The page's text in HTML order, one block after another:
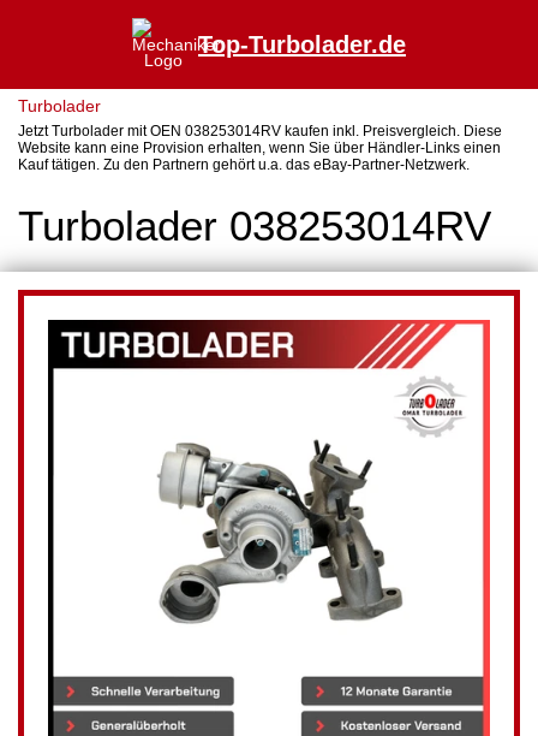
Top-Turbolader.de
Turbolader
Jetzt Turbolader mit OEN 038253014RV kaufen inkl. Preisvergleich. Diese
Website kann eine Provision erhalten, wenn Sie über Händler-Links einen
Kauf tätigen. Zu den Partnern gehört u.a. das eBay-Partner-Netzwerk.
Turbolader 038253014RV